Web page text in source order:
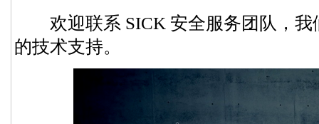
欢迎联系 SICK 安全服务团队，我
的技术支持。